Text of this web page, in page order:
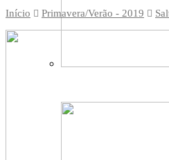
Início Primavera/Verão - 2019